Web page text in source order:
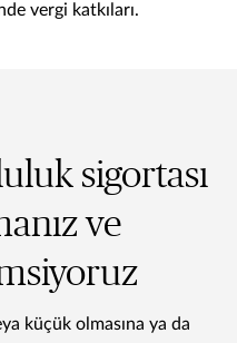
vergi katkıları.
sigortası
ve
küçük olmasına ya da